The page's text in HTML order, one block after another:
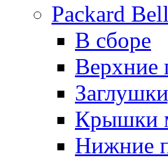
Packard Bell
В сборе
Верхние
Крышки
Нижние